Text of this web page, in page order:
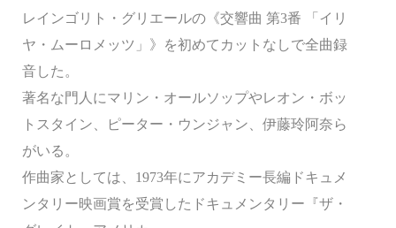
レインゴリト・グリエールの《交響曲 第3番 「イリ
ヤ・ムーロメッツ」》を初めてカットなしで全曲録
音した。
著名な門人にマリン・オールソップやレオン・ボッ
トスタイン、ピーター・ウンジャン、伊藤玲阿奈ら
がいる。
作曲家としては、1973年にアカデミー長編ドキュメ
ンタリー映画賞を受賞したドキュメンタリー『ザ・